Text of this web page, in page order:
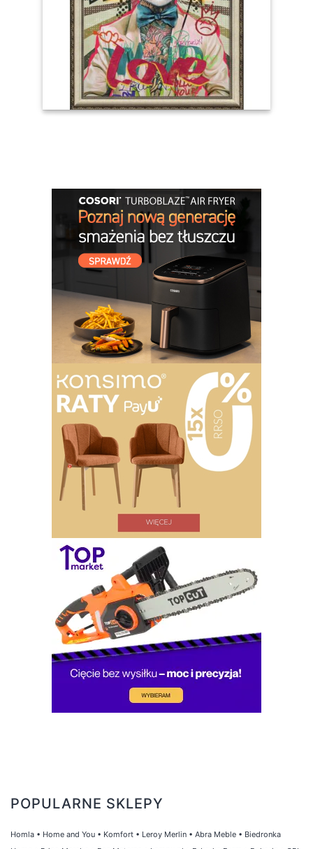
POPULARNE SKLEPY
Homla • Home and You • Komfort • Leroy Merlin • Abra Meble • Biedronka